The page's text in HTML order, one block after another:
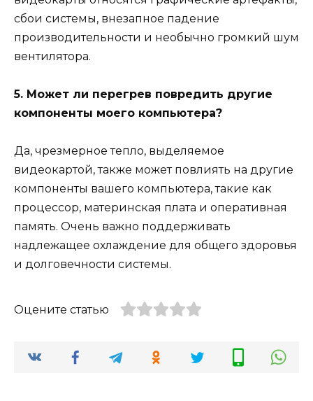
сбои системы, внезапное падение
производительности и необычно громкий шум
вентилятора.
5. Может ли перегрев повредить другие
компоненты моего компьютера?
Да, чрезмерное тепло, выделяемое
видеокартой, также может повлиять на другие
компоненты вашего компьютера, такие как
процессор, материнская плата и оперативная
память. Очень важно поддерживать
надлежащее охлаждение для общего здоровья
и долговечности системы.
Оцените статью